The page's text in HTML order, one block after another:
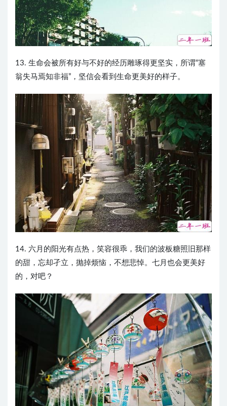
13. 生命会被所有好与不好的经历雕琢得更坚实，所谓“塞
翁失马焉知非福”，坚信会看到生命更美好的样子。
14. 六月的阳光有点热，笑容很乖，我们的波板糖照旧那样
的甜，忘却孑立，抛掉烦恼，不想悲悼。七月也会更美好
的，对吧？